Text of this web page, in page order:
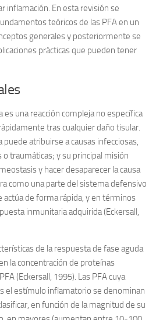
inflamación. En esta revisión se
teóricos de las PFA en un
generales y posteriormente se
prácticas que pueden tener
es una reacción compleja no específica
tras cualquier daño tisular.
atribuirse a causas infecciosas,
o traumáticas; y su principal misión
y hacer desaparecer la causa
como una parte del sistema defensivo
actúa de forma rápida, y en términos
inmunitaria adquirida (Eckersall,
de la respuesta de fase aguda
la concentración de proteínas
(Eckersall, 1995). Las PFA cuya
el estímulo inflamatorio se denominan
en función de la magnitud de su